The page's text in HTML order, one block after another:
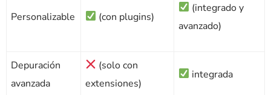
Personalizable (con plugins)
(integrado y
avanzado)
Depuración
avanzada
(solo con
extensiones)
integrada